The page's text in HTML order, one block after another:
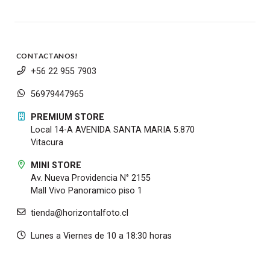
CONTACTANOS!
+56 22 955 7903
56979447965
PREMIUM STORE
Local 14-A AVENIDA SANTA MARIA 5.870
Vitacura
MINI STORE
Av. Nueva Providencia N° 2155
Mall Vivo Panoramico piso 1
tienda@horizontalfoto.cl
Lunes a Viernes de 10 a 18:30 horas